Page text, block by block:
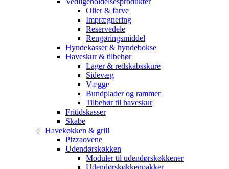
Olier & farve
Imprægnering
Reservedele
Rengøringsmiddel
Hyndekasser & hyndebokse
Haveskur & tilbehør
Lager & redskabsskure
Sidevæg
Vægge
Bundplader og rammer
Tilbehør til haveskur
Fritidskasser
Skabe
Havekøkken & grill
Pizzaovene
Udendørskøkken
Moduler til udendørskøkkener